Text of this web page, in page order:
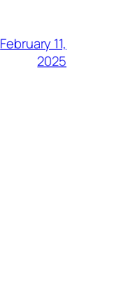
February 11,
2025